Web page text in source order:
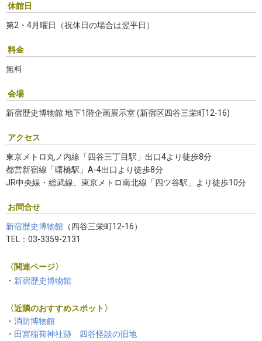
休館日
第2・4月曜日（祝休日の場合は翌平日）
料金
無料
会場
新宿歴史博物館 地下1階企画展示室 (新宿区四谷三栄町12-16)
アクセス
東京メトロ丸ノ内線「四谷三丁目駅」出口4より徒歩8分
都営新宿線「曙橋駅」A-4出口より徒歩8分
JR中央線・総武線、東京メトロ南北線「四ツ谷駅」より徒歩10分
お問合せ
新宿歴史博物館 （四谷三栄町12-16）
TEL：03-3359-2131
〈関連ページ〉
・ 新宿歴史博物館
〈近隣のおすすめスポット〉
・ 消防博物館
・ 田宮稲荷神社跡 四谷怪談の旧地